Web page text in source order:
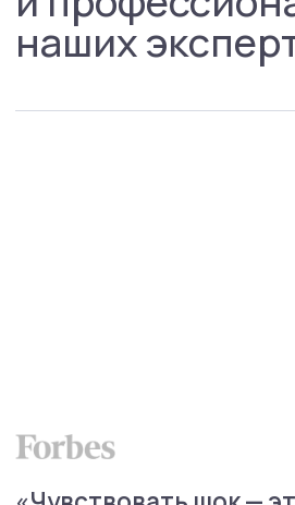
СМИ о нас
Блог
Специалисты
Групповые тренинги